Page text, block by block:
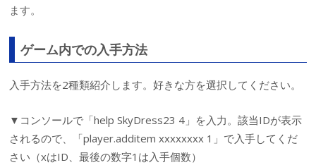
ます。
ゲーム内での入手方法
入手方法を2種類紹介します。好きな方を選択してください。
▼コンソールで「help SkyDress23 4」を入力。該当IDが表示
されるので、「player.additem xxxxxxxx 1」で入手してくだ
さい（xはID、最後の数字1は入手個数）